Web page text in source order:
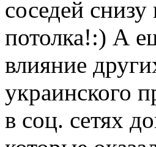
соседей
потолка!:) А
влияние
украинского
в соц. сетях